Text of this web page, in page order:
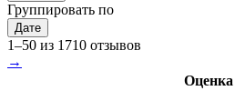
Группировать по
Дате
1–50 из 1710 отзывов
→
Оценка